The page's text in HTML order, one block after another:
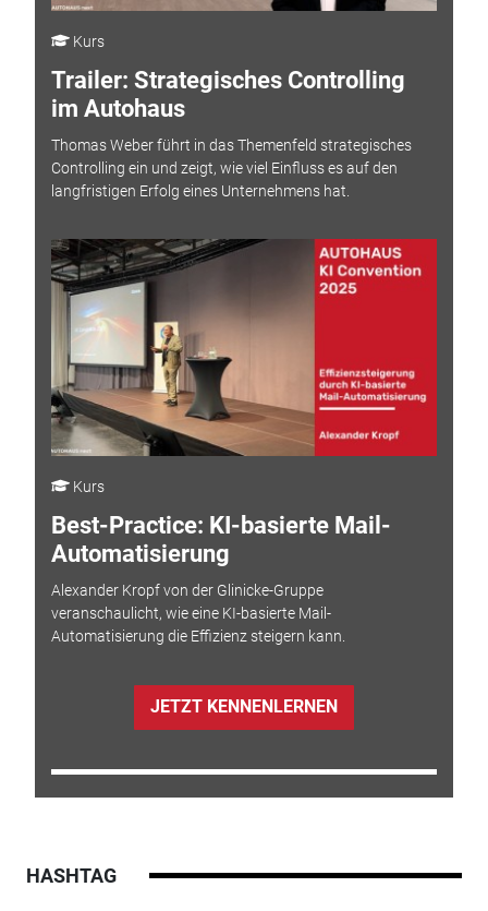
Kurs
Trailer: Strategisches Controlling
im Autohaus
Thomas Weber führt in das Themenfeld strategisches
Controlling ein und zeigt, wie viel Einfluss es auf den
langfristigen Erfolg eines Unternehmens hat.
Kurs
Best-Practice: KI-basierte Mail-
Automatisierung
Alexander Kropf von der Glinicke-Gruppe
veranschaulicht, wie eine KI-basierte Mail-
Automatisierung die Effizienz steigern kann.
JETZT KENNENLERNEN
HASHTAG